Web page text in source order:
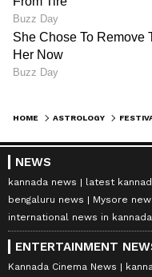
HOME ASTROLOGY
NEWS
kannada news latest
bengaluru news
Mysore
international news in kannada
ENTERTAINMENT
Kannada Cinema News